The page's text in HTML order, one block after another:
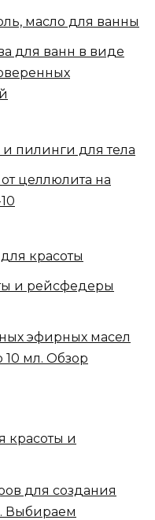
масло для ванны
для ванн в виде
пилинги для тела
целлюлита на
красоты
и рейсфедеры
эфирных масел
10 мл. Обзор
красоты и
для создания
Выбираем